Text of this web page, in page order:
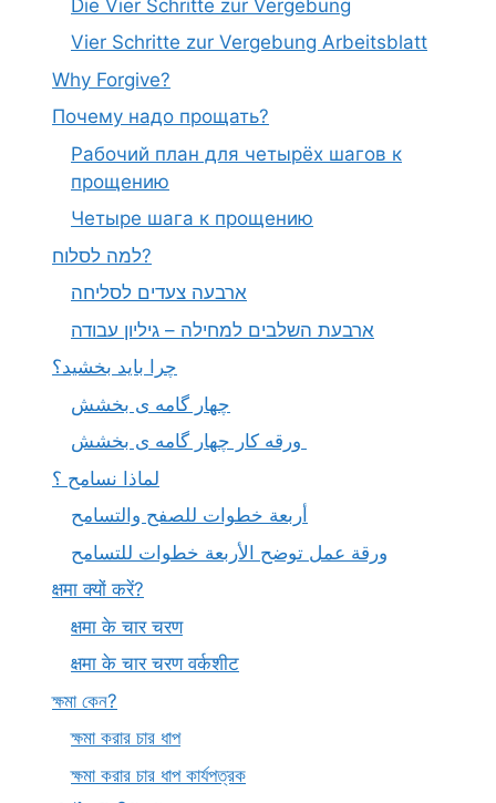
Die Vier Schritte zur Vergebung
Vier Schritte zur Vergebung Arbeitsblatt
Why Forgive?
Почему надо прощать?
Рабочий план для четырёх шагов к
прощению
Четыре шага к прощению
למה לסלוח?
ארבעה צעדים לסליחה
ארבעת השלבים למחילה – גיליון עבודה
چرا باید بخشید؟
چهار گامه ی بخشش
لماذا نسامح ؟
أربعة خطوات للصفح والتسامح
ورقة عمل توضح الأربعة خطوات للتسامح
क्षमा क्यों करें?
क्षमा के चार चरण
क्षमा के चार चरण वर्कशीट
ক্ষমা কেন?
ক্ষমা করার চার ধাপ
ক্ষমা করার চার ধাপ কার্যপত্রক